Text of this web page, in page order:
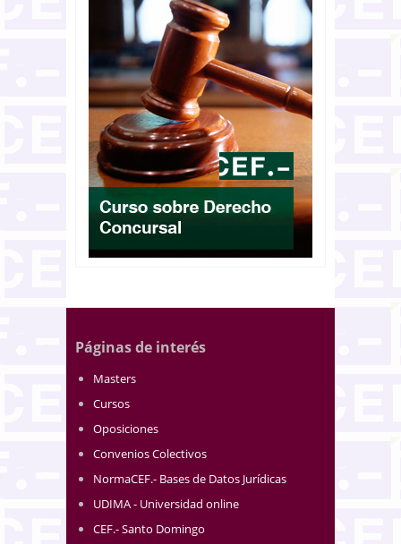
Páginas de interés
Masters
Cursos
Oposiciones
Convenios Colectivos
NormaCEF.- Bases de Datos Jurídicas
UDIMA - Universidad online
CEF.- Santo Domingo